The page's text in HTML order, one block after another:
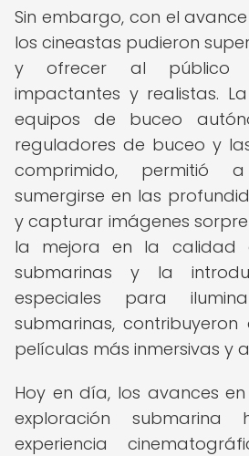
Sin embargo, con el
los cineastas pudieron
y ofrecer al público
impactantes y realistas.
equipos de buceo
reguladores de buceo y
comprimido, permitió
sumergirse en las
y capturar imágenes
la mejora en la calidad
submarinas y la
especiales para
submarinas,
películas más inmersivas y
Hoy en día, los avances
exploración
experiencia